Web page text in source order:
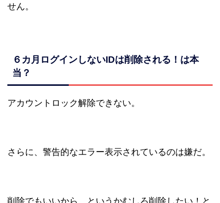
せん。
６カ月ログインしないIDは削除される！は本
当？
アカウントロック解除できない。
さらに、警告的なエラー表示されているのは嫌だ。
削除でもいいから、というかむしろ削除したい！ と